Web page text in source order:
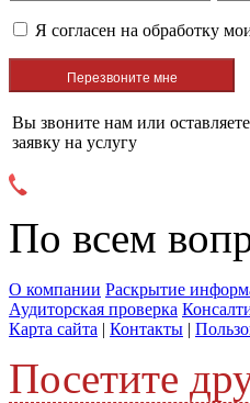
Я согласен на обработку
Вы звоните нам или оставляете
заявку на услугу
По всем
О компании Раскрытие
Аудиторская проверка
Карта сайта | Контакты |
Посетите